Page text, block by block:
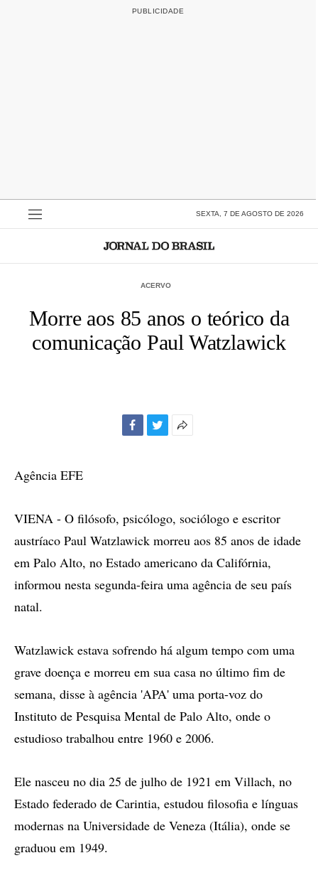
SEXTA, 7 DE AGOSTO DE 2026
ACERVO
Morre aos 85 anos o teórico da
comunicação Paul Watzlawick
Agência EFE
VIENA - O filósofo, psicólogo, sociólogo e escritor
austríaco Paul Watzlawick morreu aos 85 anos de idade
em Palo Alto, no Estado americano da Califórnia,
informou nesta segunda-feira uma agência de seu país
natal.
Watzlawick estava sofrendo há algum tempo com uma
grave doença e morreu em sua casa no último fim de
semana, disse à agência 'APA' uma porta-voz do
Instituto de Pesquisa Mental de Palo Alto, onde o
estudioso trabalhou entre 1960 e 2006.
Ele nasceu no dia 25 de julho de 1921 em Villach, no
Estado federado de Carintia, estudou filosofia e línguas
modernas na Universidade de Veneza (Itália), onde se
graduou em 1949.